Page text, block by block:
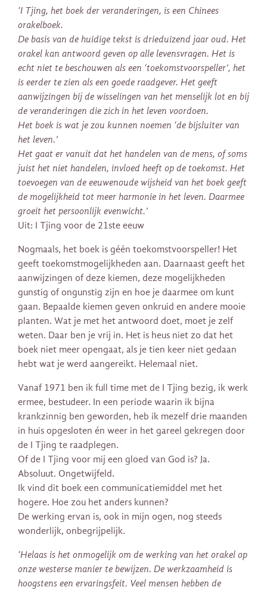
‘I Tjing, het boek der veranderingen, is een Chinees
orakelboek.
De basis van de huidige tekst is drieduizend jaar oud. Het
orakel kan antwoord geven op alle levensvragen. Het is
echt niet te beschouwen als een ‘toekomstvoorspeller’, het
is eerder te zien als een goede raadgever. Het geeft
aanwijzingen bij de wisselingen van het menselijk lot en bij
de veranderingen die zich in het leven voordoen.
Het boek is wat je zou kunnen noemen ‘de bijsluiter van
het leven.’
Het gaat er vanuit dat het handelen van de mens, of soms
juist het niet handelen, invloed heeft op de toekomst. Het
toevoegen van de eeuwenoude wijsheid van het boek geeft
de mogelijkheid tot meer harmonie in het leven. Daarmee
groeit het persoonlijk evenwicht.’
Uit: I Tjing voor de 21ste eeuw
Nogmaals, het boek is géén toekomstvoorspeller! Het
geeft toekomstmogelijkheden aan. Daarnaast geeft het
aanwijzingen of deze kiemen, deze mogelijkheden
gunstig of ongunstig zijn en hoe je daarmee om kunt
gaan. Bepaalde kiemen geven onkruid en andere mooie
planten. Wat je met het antwoord doet, moet je zelf
weten. Daar ben je vrij in. Het is heus niet zo dat het
boek niet meer opengaat, als je tien keer niet gedaan
hebt wat je werd aangereikt. Helemaal niet.
Vanaf 1971 ben ik full time met de I Tjing bezig, ik werk
ermee, bestudeer. In een periode waarin ik bijna
krankzinnig ben geworden, heb ik mezelf drie maanden
in huis opgesloten én weer in het gareel gekregen door
de I Tjing te raadplegen.
Of de I Tjing voor mij een gloed van God is? Ja.
Absoluut. Ongetwijfeld.
Ik vind dit boek een communicatiemiddel met het
hogere. Hoe zou het anders kunnen?
De werking ervan is, ook in mijn ogen, nog steeds
wonderlijk, onbegrijpelijk.
‘Helaas is het onmogelijk om de werking van het orakel op
onze westerse manier te bewijzen. De werkzaamheid is
hoogstens een ervaringsfeit. Veel mensen hebben de